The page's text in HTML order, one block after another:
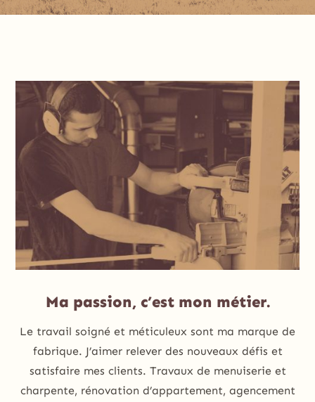
Ma passion, c’est mon métier.
Le travail soigné et méticuleux sont ma marque de
fabrique. J’aimer relever des nouveaux défis et
satisfaire mes clients. Travaux de menuiserie et
charpente, rénovation d’appartement, agencement